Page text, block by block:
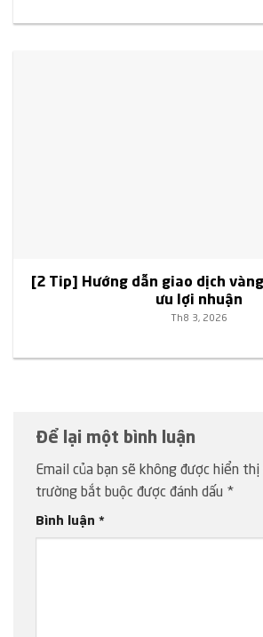
[2 Tip] Hướng dẫn giao dịch
ưu lợi nhuận
Th8 3, 2026
Để lại một bình luận
Email của bạn sẽ không được hiển thị
trường bắt buộc được đánh dấu *
Bình luận *